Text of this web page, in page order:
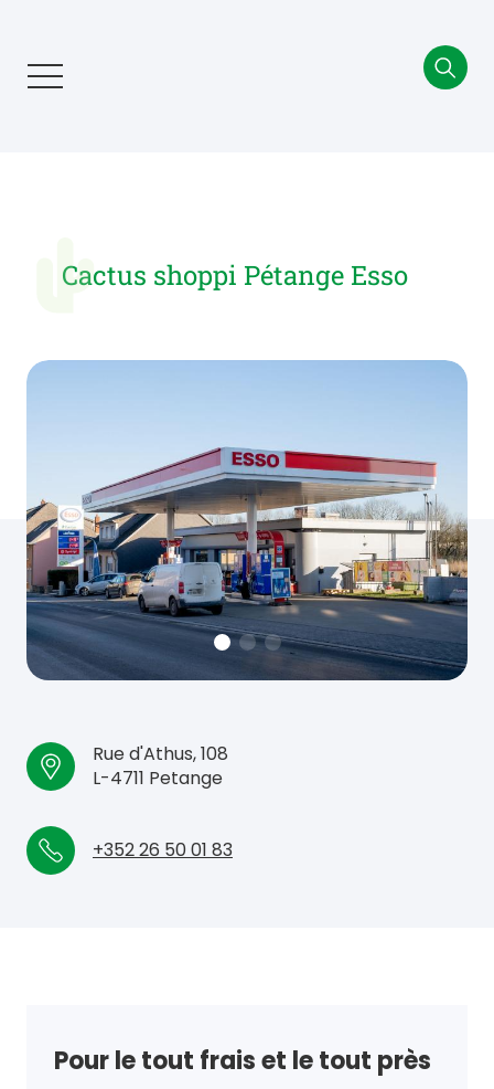
Cactus shoppi Pétange Esso
Rue d'Athus, 108
L-4711 Petange
+352 26 50 01 83
Pour le tout frais et le tout près